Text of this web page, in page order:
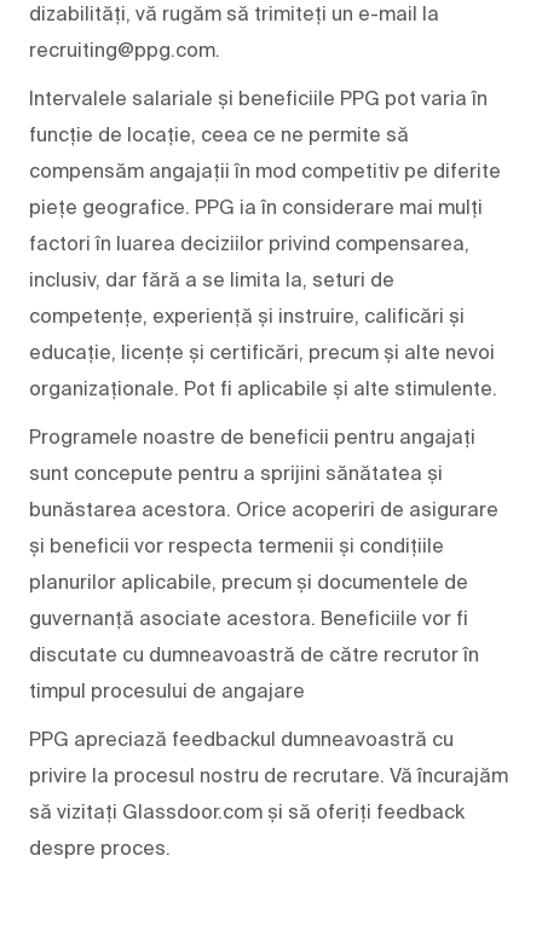
dizabilități, vă rugăm să trimiteți un e-mail la
recruiting@ppg.com.
Intervalele salariale și beneficiile PPG pot varia în
funcție de locație, ceea ce ne permite să
compensăm angajații în mod competitiv pe diferite
piețe geografice. PPG ia în considerare mai mulți
factori în luarea deciziilor privind compensarea,
inclusiv, dar fără a se limita la, seturi de
competențe, experiență și instruire, calificări și
educație, licențe și certificări, precum și alte nevoi
organizaționale. Pot fi aplicabile și alte stimulente.
Programele noastre de beneficii pentru angajați
sunt concepute pentru a sprijini sănătatea și
bunăstarea acestora. Orice acoperiri de asigurare
și beneficii vor respecta termenii și condițiile
planurilor aplicabile, precum și documentele de
guvernanță asociate acestora. Beneficiile vor fi
discutate cu dumneavoastră de către recrutor în
timpul procesului de angajare
PPG apreciază feedbackul dumneavoastră cu
privire la procesul nostru de recrutare. Vă încurajăm
să vizitați Glassdoor.com și să oferiți feedback
despre proces.